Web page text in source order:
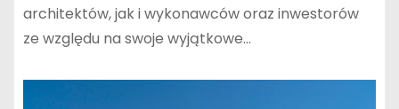
architektów, jak i wykonawców oraz inwestorów
ze względu na swoje wyjątkowe…